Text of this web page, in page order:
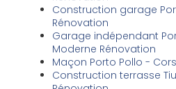
Construction garage
Rénovation
Garage indépendant
Moderne Rénovation
Maçon Porto Pollo -
Construction terrasse